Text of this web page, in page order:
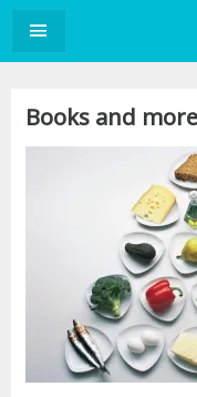
Sari
conținut
Books and